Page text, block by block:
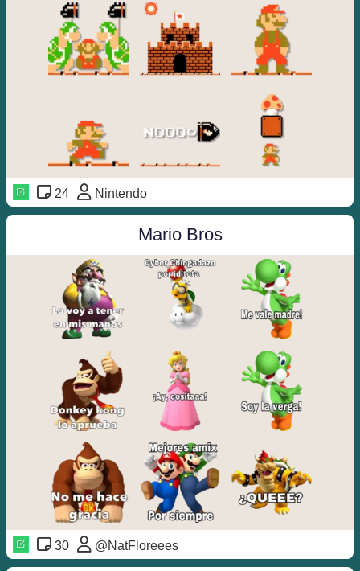
24 Nintendo
Mario Bros
30 @NatFloreees